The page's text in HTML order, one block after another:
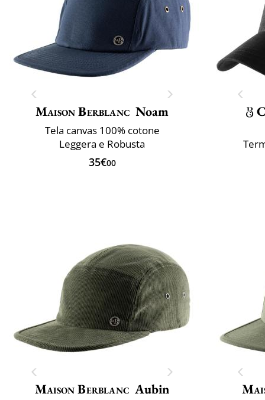
Maison Berblanc Noam
Tela canvas 100% cotone
Leggera e Robusta
35€00
Maison Berblanc Aubin